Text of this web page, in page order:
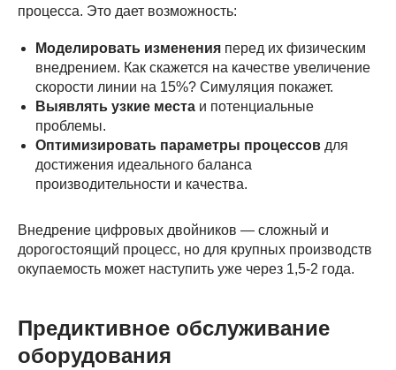
процесса. Это дает возможность:
Моделировать изменения перед их физическим
внедрением. Как скажется на качестве увеличение
скорости линии на 15%? Симуляция покажет.
Выявлять узкие места и потенциальные
проблемы.
Оптимизировать параметры процессов для
достижения идеального баланса
производительности и качества.
Внедрение цифровых двойников — сложный и
дорогостоящий процесс, но для крупных производств
окупаемость может наступить уже через 1,5-2 года.
Предиктивное обслуживание
оборудования